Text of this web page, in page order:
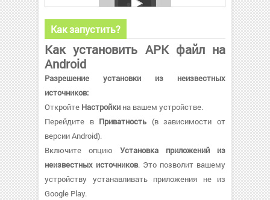
Как запустить?
Как установить APK файл на
Android
Разрешение установки из неизвестных
источников:
Откройте Настройки на вашем устройстве.
Перейдите в Приватность (в зависимости от
версии Android).
Включите опцию Установка приложений из
неизвестных источников. Это позволит вашему
устройству устанавливать приложения не из
Google Play.